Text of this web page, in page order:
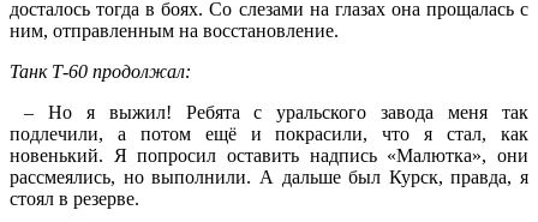
досталось тогда в боях. Со слезами на глазах она прощалась с
ним, отправленным на восстановление.
Танк Т-60 продолжал:
– Но я выжил! Ребята с уральского завода меня так
подлечили, а потом ещё и покрасили, что я стал, как
новенький. Я попросил оставить надпись «Малютка», они
рассмеялись, но выполнили. А дальше был Курск, правда, я
стоял в резерве.